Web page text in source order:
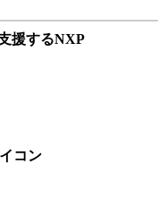
援するNXP
コン